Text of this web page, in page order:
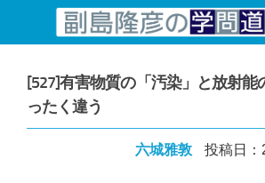
コンテンツへスキップ
[527]有害物質の「汚染」と放射能
ったく違う
六城雅敦 投稿日